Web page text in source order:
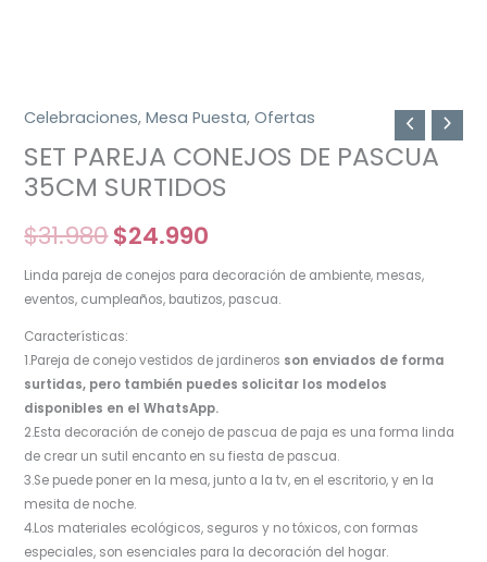
Celebraciones,Mesa Puesta,Ofertas
SET PAREJA CONEJOS DE PASCUA
35CM SURTIDOS
$31.980$24.990
Linda pareja de conejos para decoración de ambiente, mesas,
eventos, cumpleaños, bautizos, pascua.
Características:
1.Pareja de conejo vestidos de jardineros son enviados de forma
surtidas, pero también puedes solicitar los modelos
disponibles en el WhatsApp.
2.Esta decoración de conejo de pascua de paja es una forma linda
de crear un sutil encanto en su fiesta de pascua.
3.Se puede poner en la mesa, junto a la tv, en el escritorio, y en la
mesita de noche.
4.Los materiales ecológicos, seguros y no tóxicos, con formas
especiales, son esenciales para la decoración del hogar.